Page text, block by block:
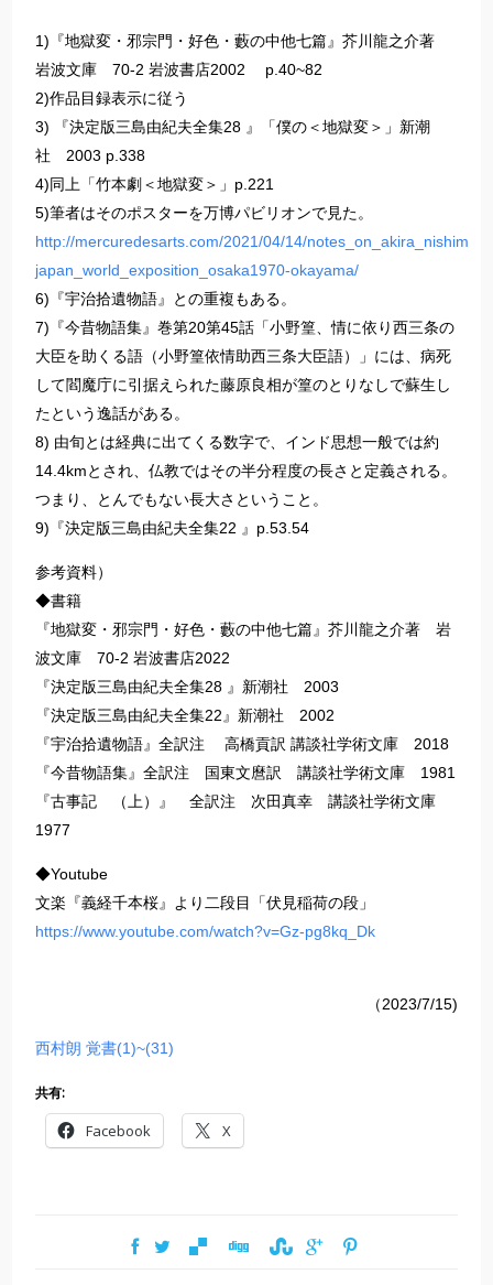
1)『地獄変・邪宗門・好色・藪の中他七篇』芥川龍之介著
岩波文庫 70-2 岩波書店2002 p.40~82
2)作品目録表示に従う
3) 『決定版三島由紀夫全集28 』「僕の＜地獄変＞」新潮
社 2003 p.338
4)同上「竹本劇＜地獄変＞」p.221
5)筆者はそのポスターを万博パビリオンで見た。
http://mercuredesarts.com/2021/04/14/
japan_world_exposition_osaka1970-okayama/
6)『宇治拾遺物語』との重複もある。
7)『今昔物語集』巻第20第45話「小野篁、情に依り西三条の
大臣を助くる語（小野篁依情助西三条大臣語）」には、病死
して閻魔庁に引据えられた藤原良相が篁のとりなしで蘇生し
たという逸話がある。
8) 由旬とは経典に出てくる数字で、インド思想一般では約
14.4kmとされ、仏教ではその半分程度の長さと定義される。
つまり、とんでもない長大さということ。
9)『決定版三島由紀夫全集22 』p.53.54
参考資料）
◆書籍
『地獄変・邪宗門・好色・藪の中他七篇』芥川龍之介著 岩
波文庫 70-2 岩波書店2022
『決定版三島由紀夫全集28 』新潮社 2003
『決定版三島由紀夫全集22』新潮社 2002
『宇治拾遺物語』全訳注 高橋貢訳 講談社学術文庫 2018
『今昔物語集』全訳注 国東文麿訳 講談社学術文庫 1981
『古事記 （上）』 全訳注 次田真幸 講談社学術文庫
1977
◆Youtube
文楽『義経千本桜』より二段目「伏見稲荷の段」
https://www.youtube.com/watch?v=Gz-pg8kq_Dk
（2023/7/15)
西村朗 覚書(1)~(31)
共有:
Facebook X